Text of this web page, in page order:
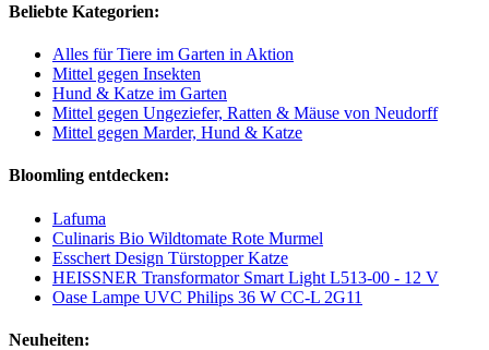
Beliebte Kategorien:
Alles für Tiere im Garten in Aktion
Mittel gegen Insekten
Hund & Katze im Garten
Mittel gegen Ungeziefer, Ratten & Mäuse von Neudorff
Mittel gegen Marder, Hund & Katze
Bloomling entdecken:
Lafuma
Culinaris Bio Wildtomate Rote Murmel
Esschert Design Türstopper Katze
HEISSNER Transformator Smart Light L513-00 - 12 V
Oase Lampe UVC Philips 36 W CC-L 2G11
Neuheiten: